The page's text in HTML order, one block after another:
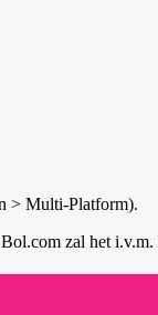
> Multi-Platform).
zal het